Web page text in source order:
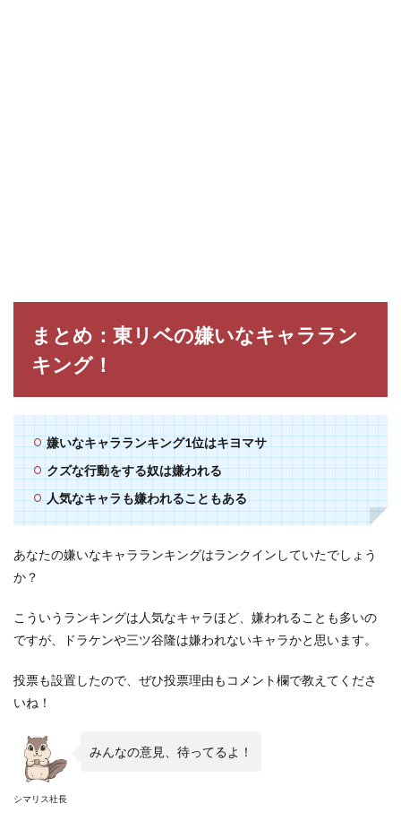
まとめ：東リベの嫌いなキャララン
キング！
嫌いなキャラランキング1位はキヨマサ
クズな行動をする奴は嫌われる
人気なキャラも嫌われることもある
あなたの嫌いなキャラランキングはランクインしていたでしょう
か？
こういうランキングは人気なキャラほど、嫌われることも多いの
ですが、ドラケンや三ツ谷隆は嫌われないキャラかと思います。
投票も設置したので、ぜひ投票理由もコメント欄で教えてくださ
いね！
シマリス社長
みんなの意見、待ってるよ！